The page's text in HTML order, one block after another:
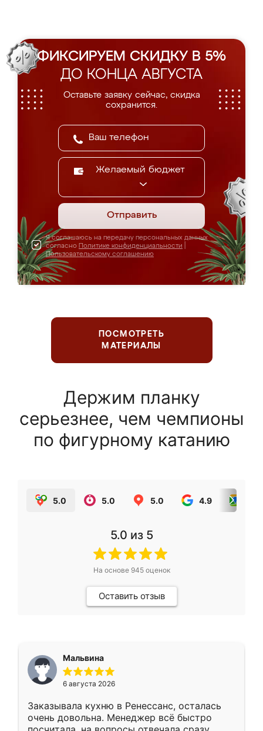
ФИКСИРУЕМ СКИДКУ В 5%
ДО КОНЦА АВГУСТА
Оставьте заявку сейчас, скидка
сохранится.
Желаемый бюджет
Отправить
Я соглашаюсь на передачу персональных данных
согласно Политике конфиденциальности
Пользовательскому соглашению
ПОСМОТРЕТЬ
МАТЕРИАЛЫ
Держим планку
серьезнее, чем чемпионы
по фигурному катанию
5.0 5.0 5.0 4.9
5.0 из 5
На основе 945оценок
Оставить отзыв
Мальвина
6 августа 2026
Заказывала кухню в Ренессанс, осталась
очень довольна. Менеджер всё быстро